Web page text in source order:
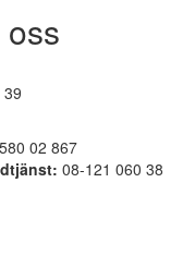
02 867
08-121 060 38